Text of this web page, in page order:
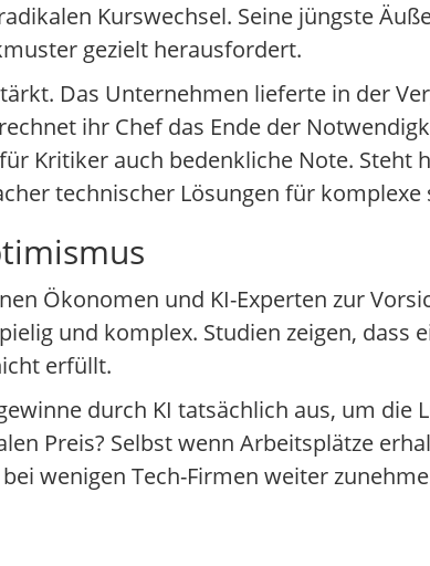
Kurswechsel. Seine jüngste
gezielt herausfordert.
Das Unternehmen lieferte in der
ihr Chef das Ende der
Kritiker auch bedenkliche Note. Steht
technischer Lösungen für komplexe
Ökonomen und KI-Experten zur
und komplex. Studien zeigen, dass
erfüllt.
durch KI tatsächlich aus, um die
Preis? Selbst wenn Arbeitsplätze
wenigen Tech-Firmen weiter